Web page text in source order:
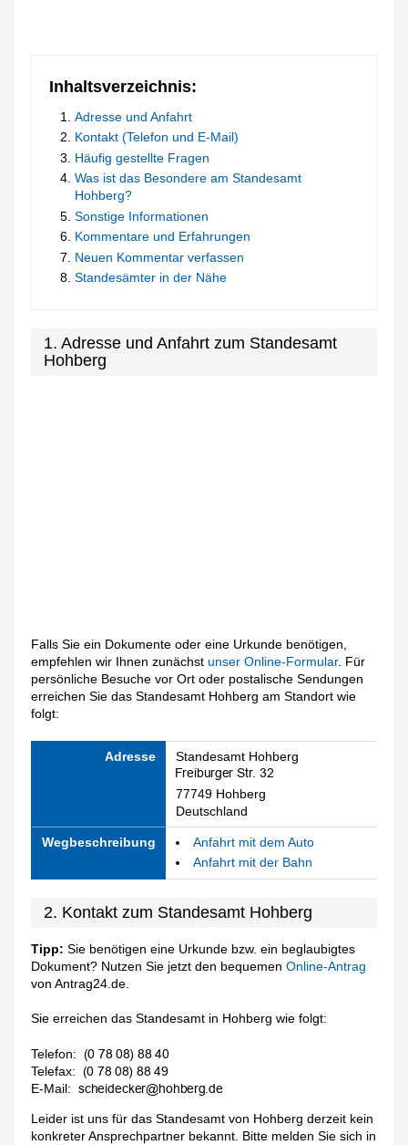
Inhaltsverzeichnis:
Adresse und Anfahrt
Kontakt (Telefon und E-Mail)
Häufig gestellte Fragen
Was ist das Besondere am Standesamt
Hohberg?
Sonstige Informationen
Kommentare und Erfahrungen
Neuen Kommentar verfassen
Standesämter in der Nähe
1. Adresse und Anfahrt zum Standesamt
Hohberg
Falls Sie ein Dokumente oder eine Urkunde benötigen,
empfehlen wir Ihnen zunächstunser Online-Formular. Für
persönliche Besuche vor Ort oder postalische Sendungen
erreichen Sie das Standesamt Hohberg am Standort wie
folgt:
Adresse Standesamt Hohberg
77749 Hohberg
Deutschland
Wegbeschreibung
Anfahrt mit dem Auto
Anfahrt mit der Bahn
2. Kontakt zum Standesamt Hohberg
Tipp: Sie benötigen eine Urkunde bzw. ein beglaubigtes
Dokument? Nutzen Sie jetzt den bequemenOnline-Antrag
von Antrag24.de.
Sie erreichen das Standesamt in Hohberg wie folgt:
Telefon:
Telefax:
E-Mail:
Leider ist uns für das Standesamt von Hohberg derzeit kein
konkreter Ansprechpartner bekannt. Bitte melden Sie sich in